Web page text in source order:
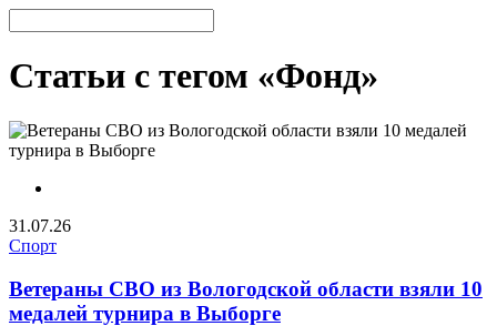
Статьи с тегом «Фонд»
31.07.26
Спорт
Ветераны СВО из Вологодской области взяли 10
медалей турнира в Выборге